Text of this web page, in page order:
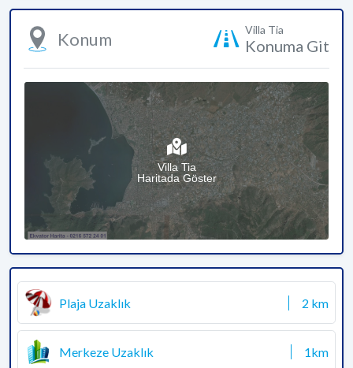
Konum Villa Tia
Konuma Git
Villa Tia
Haritada Göster
Plaja Uzaklık 2 km
Merkeze Uzaklık 1km